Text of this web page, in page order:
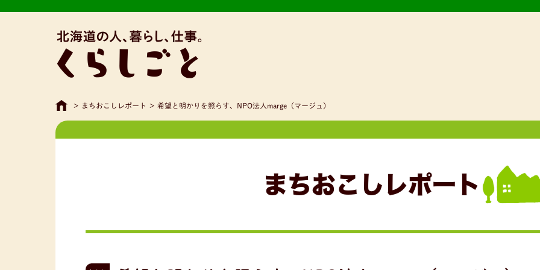
> まちおこしレポート > 希望と明かりを照らす、NPO法人marge（マージュ）
まちおこしレポート